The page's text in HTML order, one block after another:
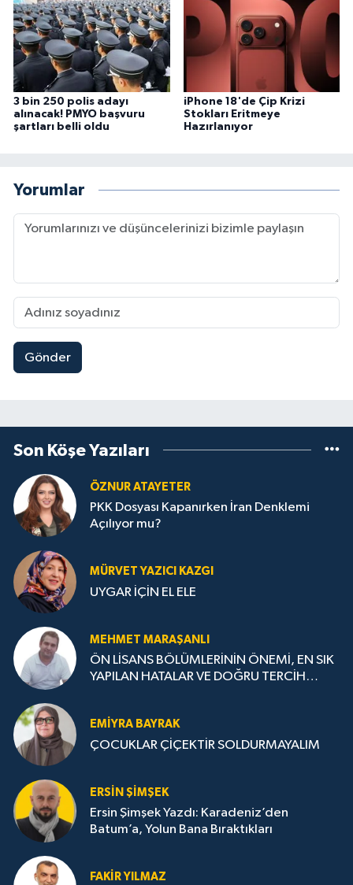
3 bin 250 polis adayı
alınacak! PMYO başvuru
şartları belli oldu
iPhone 18'de Çip Krizi
Stokları Eritmeye
Hazırlanıyor
Yorumlar
Gönder
Son Köşe Yazıları
ÖZNUR ATAYETER
PKK Dosyası Kapanırken İran Denklemi
Açılıyor mu?
MÜRVET YAZICI KAZGI
UYGAR İÇİN EL ELE
MEHMET MARAŞANLI
ÖN LİSANS BÖLÜMLERİNİN ÖNEMİ, EN SIK
YAPILAN HATALAR VE DOĞRU TERCİH
EMIYRA BAYRAK
ÇOCUKLAR ÇİÇEKTİR SOLDURMAYALIM
ERSIN ŞIMŞEK
Ersin Şimşek Yazdı: Karadeniz’den
Batum’a, Yolun Bana Bıraktıkları
FAKIR YILMAZ